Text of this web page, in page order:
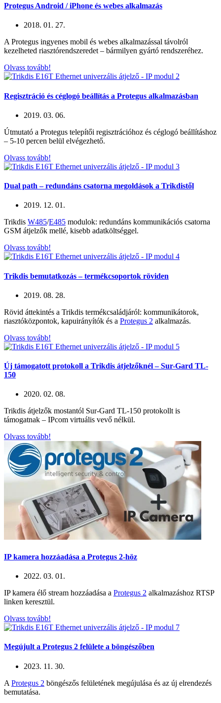
Protegus Android / iPhone és webes alkalmazás
2018. 01. 27.
A Protegus ingyenes mobil és webes alkalmazással távolról
kezelheted riasztórendszeredet – bármilyen gyártó rendszeréhez.
Olvass tovább!
Regisztráció és céglogó beállítás a Protegus alkalmazásban
2019. 03. 06.
Útmutató a Protegus telepítői regisztrációhoz és céglogó beállításhoz
– 5-10 percen belül elvégezhető.
Olvass tovább!
Dual path – redundáns csatorna megoldások a Trikdistől
2019. 12. 01.
Trikdis W485/E485 modulok: redundáns kommunikációs csatorna
GSM átjelzők mellé, kisebb adatköltséggel.
Olvass tovább!
Trikdis bemutatkozás – termékcsoportok röviden
2019. 08. 28.
Rövid áttekintés a Trikdis termékcsaládjáról: kommunikátorok,
riasztóközpontok, kapuirányítók és a Protegus 2 alkalmazás.
Olvass tovább!
Új támogatott protokoll a Trikdis átjelzőknél – Sur-Gard TL-
150
2020. 02. 08.
Trikdis átjelzők mostantól Sur-Gard TL-150 protokollt is
támogatnak – IPcom virtuális vevő nélkül.
Olvass tovább!
IP kamera hozzáadása a Protegus 2-höz
2022. 03. 01.
IP kamera élő stream hozzáadása a Protegus 2 alkalmazáshoz RTSP
linken keresztül.
Olvass tovább!
Megújult a Protegus 2 felülete a böngészőben
2023. 11. 30.
A Protegus 2 böngészős felületének megújulása és az új elrendezés
bemutatása.